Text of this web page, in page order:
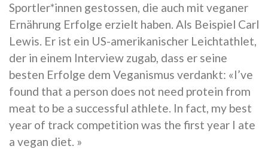
Sportler*innen gestossen, die auch mit veganer
Ernährung Erfolge erzielt haben. Als Beispiel Carl
Lewis. Er ist ein US-amerikanischer Leichtathlet,
der in einem Interview zugab, dass er seine
besten Erfolge dem Veganismus verdankt: «I’ve
found that a person does not need protein from
meat to be a successful athlete. In fact, my best
year of track competition was the first year I ate
a vegan diet. »